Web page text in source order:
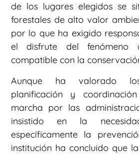
de los lugares elegidos se
forestales de alto valor
por lo que ha exigido
el disfrute del fenómeno
compatible con la
Aunque ha valorado
planificación y
marcha por las
insistido en la
específicamente la
institución ha concluido que